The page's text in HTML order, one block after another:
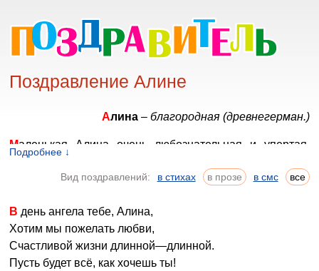
Поздравление Алине
Алина– благородная (древнегерман.)
Маленькая Алина очень любознательная и упертая.
Она часто вступает в спор и не признает авторитета
взрослых. В школе учится хорошо, любит изучать языки,
становится несколько мягче, но все же некоторые
детские черты остаются с ней на всю жизнь. Она все
такая же нетерпеливая и упрямая. Замуж выходит
достаточно поздно и не может наладить отношения со
Подробнее ↓
Вид поздравлений: в стихах в прозе в смс все
В день ангела тебе, Алина,
Хотим мы пожелать любви,
Счастливой жизни длинной—длинной.
Пусть будет всё, как хочешь ты!